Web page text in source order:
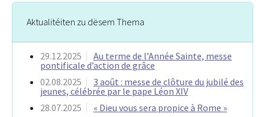
Aktualitéiten zu dësem Thema
29.12.2025
Au terme de l’Année Sainte, messe
pontificale d’action de grâce
02.08.2025
3 août : messe de clôture du jubilé des
jeunes, célébrée par le pape Léon XIV
28.07.2025
« Dieu vous sera propice à Rome »